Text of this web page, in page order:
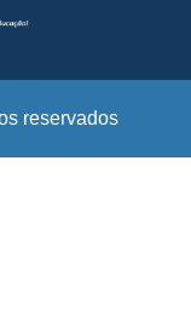
reservados